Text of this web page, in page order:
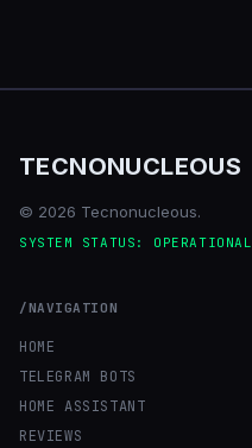
TECNONUCLEOUS
© 2026 Tecnonucleous.
SYSTEM STATUS: OPERATIONAL
/NAVIGATION
HOME
TELEGRAM BOTS
HOME ASSISTANT
REVIEWS